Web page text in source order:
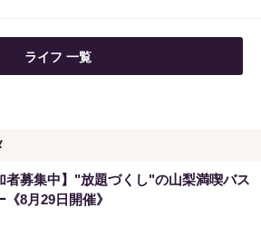
ライフ 一覧
者募集中】"放題づくし"の山梨満喫バス
《8月29日開催》